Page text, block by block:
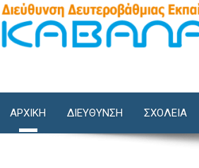
ΑΡΧΙΚΗ ΔΙΕΎΘΥΝΣΗ ΣΧΟΛΕΊΑ